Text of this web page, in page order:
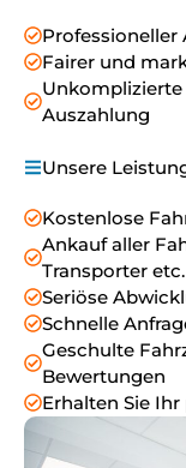
Professioneller
Fairer und
Auszahlung
Unsere
Kostenlose
Ankauf aller
Transporter etc.
Seriöse
Schnelle
Geschulte
Bewertungen
Erhalten Sie